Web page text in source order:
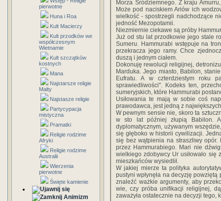
pierwotne
Huna i Roa
Kult Macierzy
Kult przodków we
współczesnym
Wietnamie
Kult szczątków
kostnych
Mana
Najstarsze religie
Malty
Najstasze religie
Partycypacja
mistyczna
Pramatki
Religie rodzime
Afryki
Religie rodzime
Australii
Wierzenia
pierwotne
Święte kamienie
Animizm
Morza Śródziemnego. Z kraju
Może pod naciskiem Ariów ich
wielkość - spostrzegli nadchodzące
jedność Mezopotamii.
Niezmiernie ciekawe są próby
Już od stu lat przodkowie jego stale
Sumeru. Hammurabi wstępuje na
przekracza jego ramy. Chce
duszą i jednym ciałem.
Dokonuję rewolucji religijnej,
Marduka. Jego miasto, Babilon,
Eufratu. A w czterdziestym roku
sprawiedliwości". Kodeks ten,
sumeryjskich, które Hammurabi
Usiłowania te mają w sobie coś
prawodawca, jest jedną z
W pewnym sensie nie, skoro ta
w sto lat później złupią Babilon.
dyplomatycznym, używanym
się głęboko w historii cywilizacji.
się bez wątpienia na straszliwy opór.
przez Hammurabiego. Mari nie
wielkiego zdobywcy Ur usiłowało się
mieszkańców wysiedlił.
W jakiej mierze ta polityka
pustyni wpłynęła na decyzję
znaleźć ważkie argumenty, aby
wie, czy próba unifikacji religijnej,
zaważyła ostatecznie na decyzji tego,